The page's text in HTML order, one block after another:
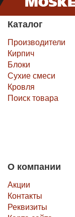
Каталог
Производители
Кирпич
Блоки
Сухие смеси
Кровля
Поиск товара
О компании
Акции
Контакты
Реквизиты